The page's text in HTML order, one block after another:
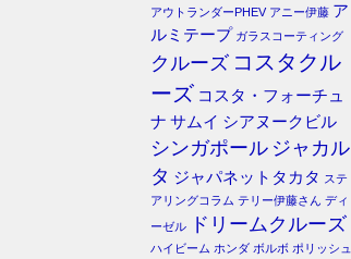
アウトランダーPHEV アニー伊藤 ア
ルミテープ ガラスコーティング
クルーズ コスタクル
ーズ コスタ・フォーチュ
ナ サムイ シアヌークビル
シンガポール ジャカル
タ ジャパネットタカタ ステ
アリングコラム テリー伊藤さん ディ
ーゼル
ドリームクルーズ
ハイビーム ホンダ ボルボ ポリッシュ